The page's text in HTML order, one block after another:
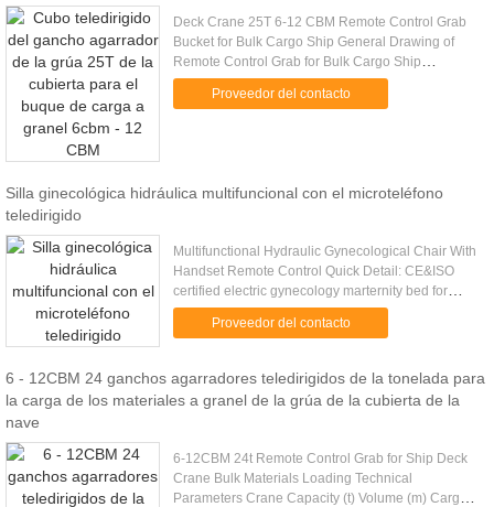
Deck Crane 25T 6-12 CBM Remote Control Grab
Bucket for Bulk Cargo Ship General Drawing of
Remote Control Grab for Bulk Cargo Ship
Technical Parameters of Remote Control Grab for
Bulk Cargo Ship Crane Capacity ....
Proveedor del contacto
Silla ginecológica hidráulica multifuncional con el microteléfono
teledirigido
Multifunctional Hydraulic Gynecological Chair With
Handset Remote Control Quick Detail: CE&ISO
certified electric gynecology marternity bed for
lying in bed women Imported Denmark Linak
motors for movements of ...
Proveedor del contacto
6 - 12CBM 24 ganchos agarradores teledirigidos de la tonelada para
la carga de los materiales a granel de la grúa de la cubierta de la
nave
6-12CBM 24t Remote Control Grab for Ship Deck
Crane Bulk Materials Loading Technical
Parameters Crane Capacity (t) Volume (m) Cargo